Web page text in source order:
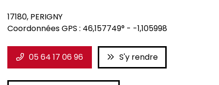
17180, PERIGNY
Coordonnées GPS : 46,157749° - -1,105998
05 64 17 06 96 S'y rendre